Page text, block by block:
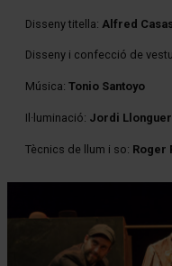
Disseny titella: Alfred Casas
Disseny i confecció de
Música: Tonio Santoyo
Il·luminació: Jordi
Tècnics de llum i so: Roger